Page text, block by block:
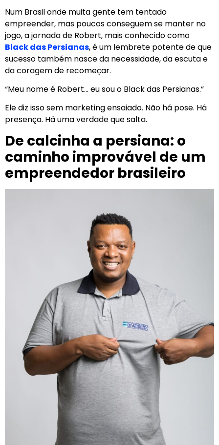
Num Brasil onde muita gente tem tentado
empreender, mas poucos conseguem se manter no
jogo, a jornada de Robert, mais conhecido como
Black das Persianas, é um lembrete potente de que
sucesso também nasce da necessidade, da escuta e
da coragem de recomeçar.
“Meu nome é Robert… eu sou o Black das Persianas.”
Ele diz isso sem marketing ensaiado. Não há pose. Há
presença. Há uma verdade que salta.
De calcinha a persiana: o
caminho improvável de um
empreendedor brasileiro